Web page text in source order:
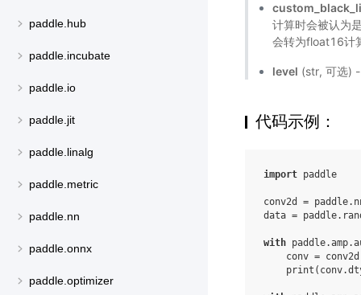
paddle.hub
paddle.incubate
paddle.io
paddle.jit
paddle.linalg
paddle.metric
paddle.nn
paddle.onnx
paddle.optimizer
计算时会被认为
会转为float16计
level (str, 可选)
代码示例：
import paddle
conv2d = paddle.
data = paddle.
with paddle.amp.
conv = conv2d
print ( conv.